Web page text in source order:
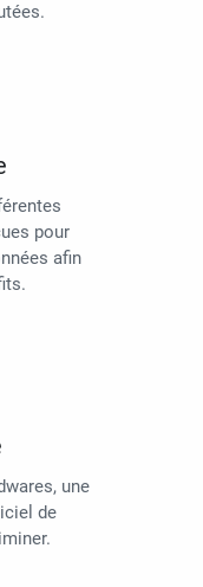
pour
afin
une
de